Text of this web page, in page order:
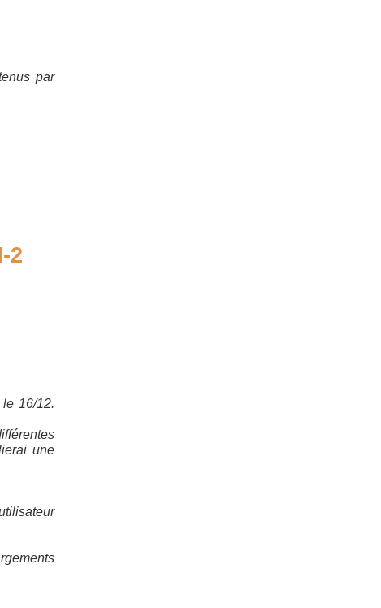
par
2
16/12.
une